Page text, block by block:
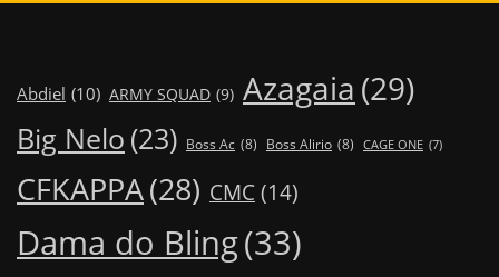
Abdiel (10) ARMY SQUAD (9) Azagaia (29)
Big Nelo (23) Boss Ac (8) Boss Alirio (8) CAGE ONE (7)
CFKAPPA(28) CMC (14)
Dama do Bling(33)